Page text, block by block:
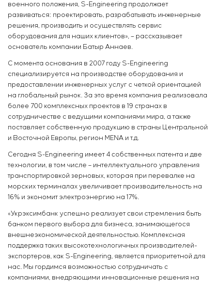
военного положения, S-Engineering продолжает
развиваться: проектировать, разрабатывать инженерные
решения, производить и осуществлять сервис
оборудования для наших клиентов», – рассказывает
основатель компании Батыр Аннаев.
С момента основания в 2007 году S-Engineering
специализируется на производстве оборудования и
предоставлении инженерных услуг с четкой ориентацией
на глобальный рынок. За это время компания реализовала
более 700 комплексных проектов в 19 странах в
сотрудничестве с ведущими компаниями мира, а также
поставляет собственную продукцию в страны Центральной
и Восточной Европы, регион MENA и т.д.
Сегодня S-Engineering имеет 4 собственных патента и две
технологии, в том числе – интеллектуального управления
транспортировкой зерновых, которая при перевалке на
морских терминалах увеличивает производительность на
16% и экономит электроэнергию на 17%.
«Укрэксимбанк успешно реализует свои стремления быть
банком первого выбора для бизнеса, занимающегося
внешнеэкономической деятельностью. Комплексная
поддержка таких высокотехнологичных производителей-
экспортеров, как S-Engineering, является приоритетной для
нас. Мы гордимся возможностью сотрудничать с
компаниями, внедряющими инновационные решения на